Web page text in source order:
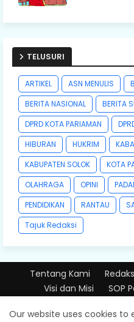
TELUSURI
ARTIKEL ASN MENULIS
BERITA NASIONAL
BERITA
DPRD KOTA PARIAMAN
HIBURAN
HUKRIM
KABUPATEN SOLOK
KOTA
OLAHRAGA
OPINI
PENDIDIKAN
RANTAU
Tajuk Redaksi
Tentang Kami
Visi dan Misi
SOP
Our website uses cookies to